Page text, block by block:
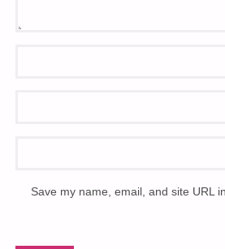
Save my name, email, and site URL